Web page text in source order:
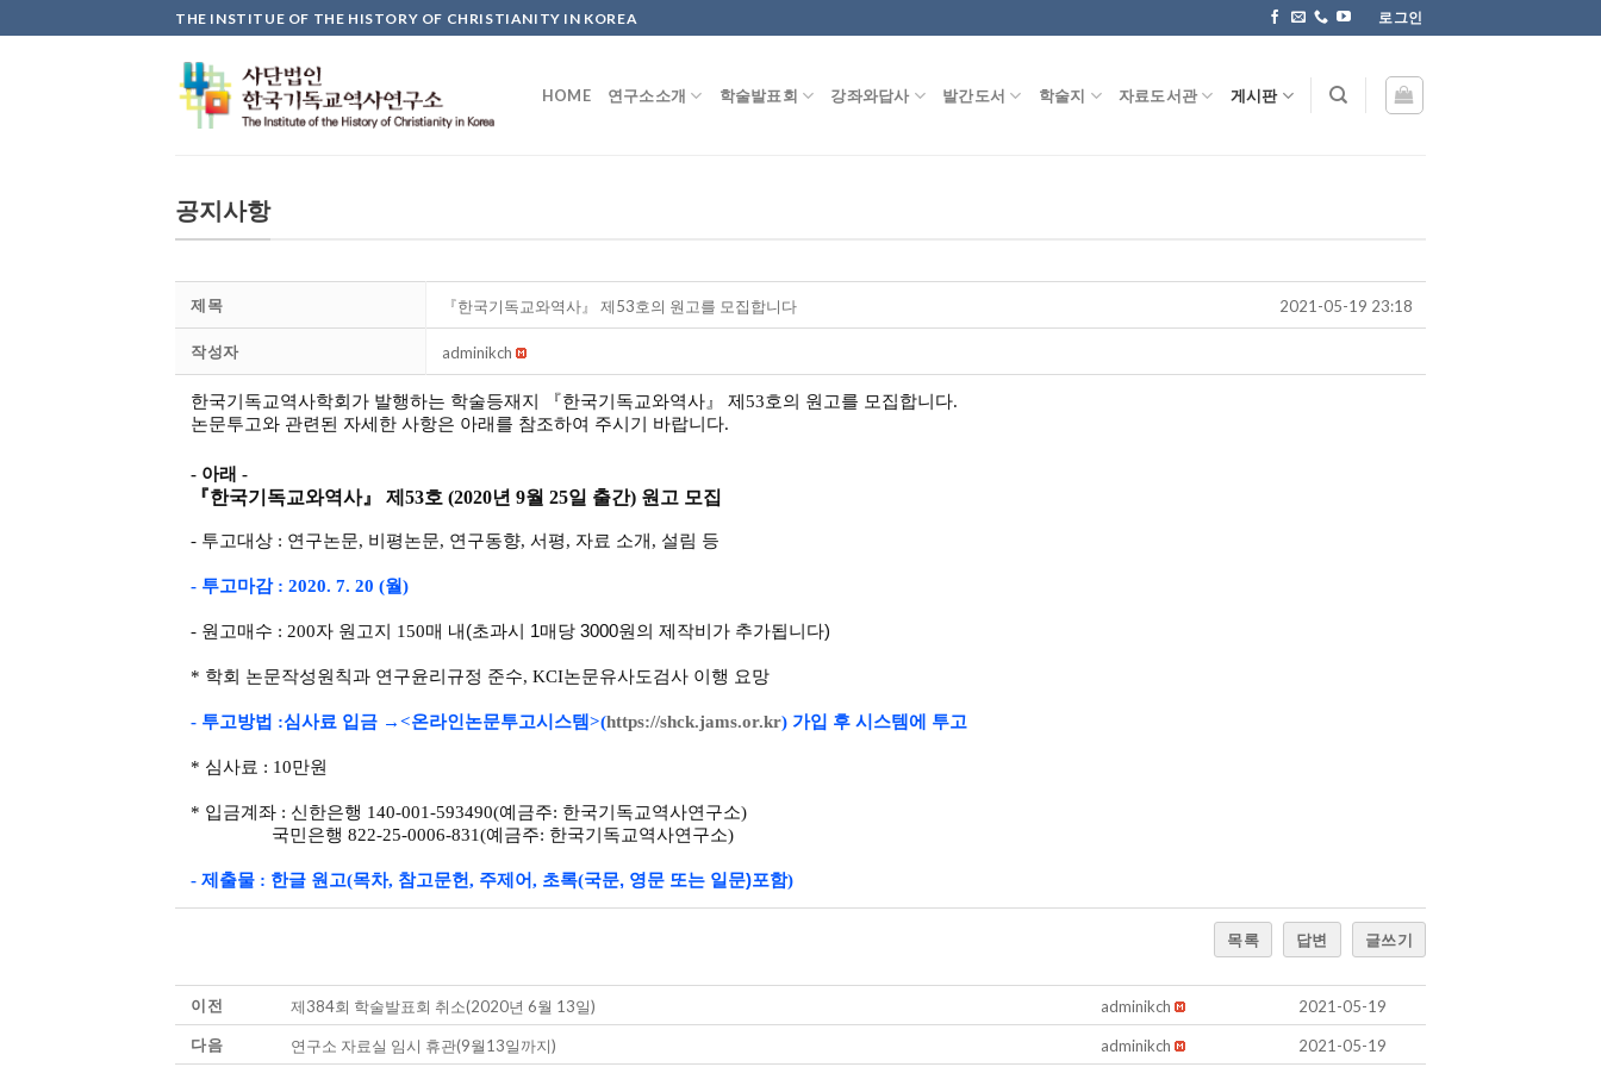
to
THE INSTITUE OF THE HISTORY OF CHRISTIANITY IN KOREA 로그인
HOME 연구소소개 학술발표회 강좌와답사 발간도서 학술지 자료도서관 게시판
공지사항
제목 『 한국기독교와역사 』 제 53 호의 원고를 모집합니다 2021-05-19 23:18
작성자 adminikch
한국기독교역사학회가 발행하는 학술등재지 『한국기독교와역사 』 제53호의 원고를 모집합니다.
논문투고와 관련된 자세한 사항은 아래를 참조하여 주시기 바랍니다.
- 아래 -
『한국기독교와역사』 제 53호 (2020년 9월 25일 출간) 원고 모집
- 투고대상 : 연구논문, 비평논문, 연구동향, 서평, 자료 소개, 설림 등
- 투고마감 : 2020. 7. 20 (월)
- 원고매수 : 200자 원고지 150매 내(초과시 1매당 3000원의 제작비가 추가됩니다)
* 학회 논문작성원칙과 연구윤리규정 준수, KCI논문유사도검사 이행 요망
- 투고방법 :심사료 입금 →<온라인논문투고시스템>(https://shck.jams.or.kr) 가입 후 시스템에 투고
* 심사료 : 10만원
* 입금계좌 : 신한은행 140-001-593490(예금주: 한국기독교역사연구소)
국민은행 822-25-0006-831(예금주: 한국기독교역사연구소)
- 제출물 : 한글 원고(목차, 참고문헌, 주제어, 초록(국문, 영문 또는 일문)포함)
목록 답변 글쓰기
이전 제384회 학술발표회 취소(2020년 6월 13일) adminikch
2021-05-19
다음
연구소 자료실 임시 휴관(9월13일까지) adminikch 2021-05-19